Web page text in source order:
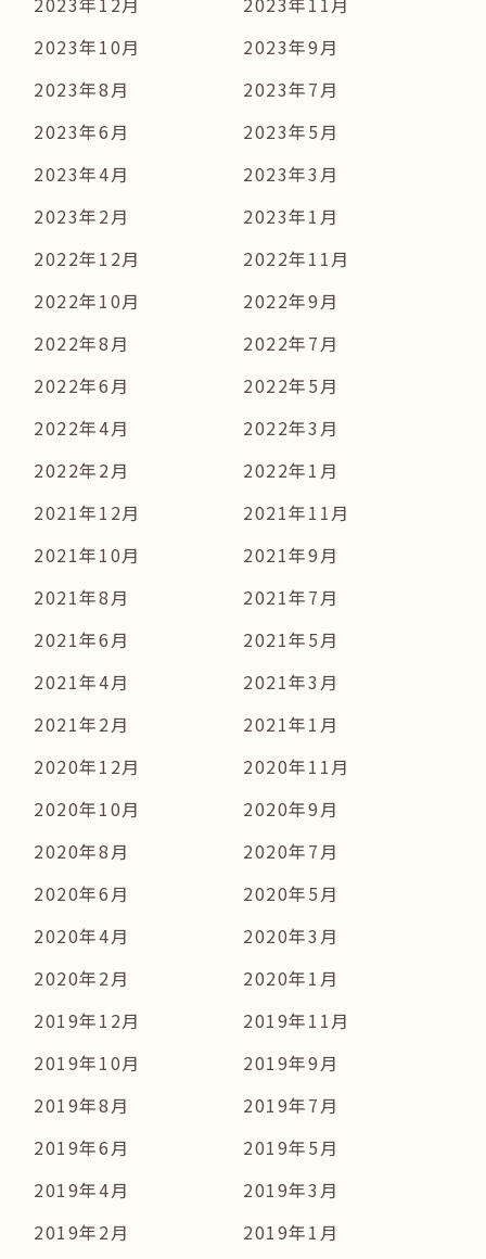
2023年10月
2023年9月
2023年8月
2023年7月
2023年6月
2023年5月
2023年4月
2023年3月
2023年2月
2023年1月
2022年12月
2022年11月
2022年10月
2022年9月
2022年8月
2022年7月
2022年6月
2022年5月
2022年4月
2022年3月
2022年2月
2022年1月
2021年12月
2021年11月
2021年10月
2021年9月
2021年8月
2021年7月
2021年6月
2021年5月
2021年4月
2021年3月
2021年2月
2021年1月
2020年12月
2020年11月
2020年10月
2020年9月
2020年8月
2020年7月
2020年6月
2020年5月
2020年4月
2020年3月
2020年2月
2020年1月
2019年12月
2019年11月
2019年10月
2019年9月
2019年8月
2019年7月
2019年6月
2019年5月
2019年4月
2019年3月
2019年2月
2019年1月